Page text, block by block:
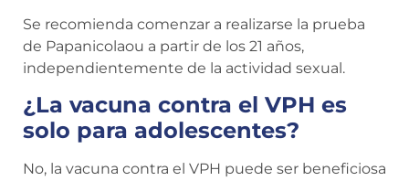
Se recomienda comenzar a realizarse la prueba
de Papanicolaou a partir de los 21 años,
independientemente de la actividad sexual.
¿La vacuna contra el VPH es
solo para adolescentes?
No, la vacuna contra el VPH puede ser beneficiosa